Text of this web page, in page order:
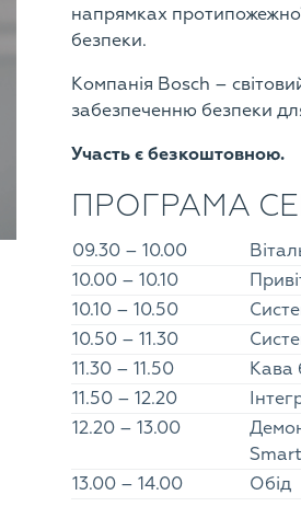
напрямках
безпеки.
Компанія Bosch –
забезпеченню безпеки для
Участь є безкоштовною.
ПРОГРАМА
09.30 – 10.00
10.00 – 10.10
10.10 – 10.50
10.50 – 11.30
11.30 – 11.50
Кава
11.50 – 12.20
12.20 – 13.00
13.00 – 14.00
Oбід